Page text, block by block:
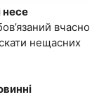
несе
вчасно
нещасних